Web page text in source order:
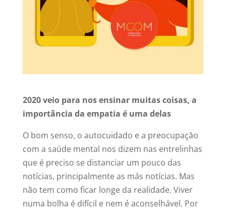
2020 veio para nos ensinar muitas coisas, a
importância da empatia é uma delas
O bom senso, o autocuidado e a preocupação
com a saúde mental nos dizem nas entrelinhas
que é preciso se distanciar um pouco das
notícias, principalmente as más notícias. Mas
não tem como ficar longe da realidade. Viver
numa bolha é difícil e nem é aconselhável. Por